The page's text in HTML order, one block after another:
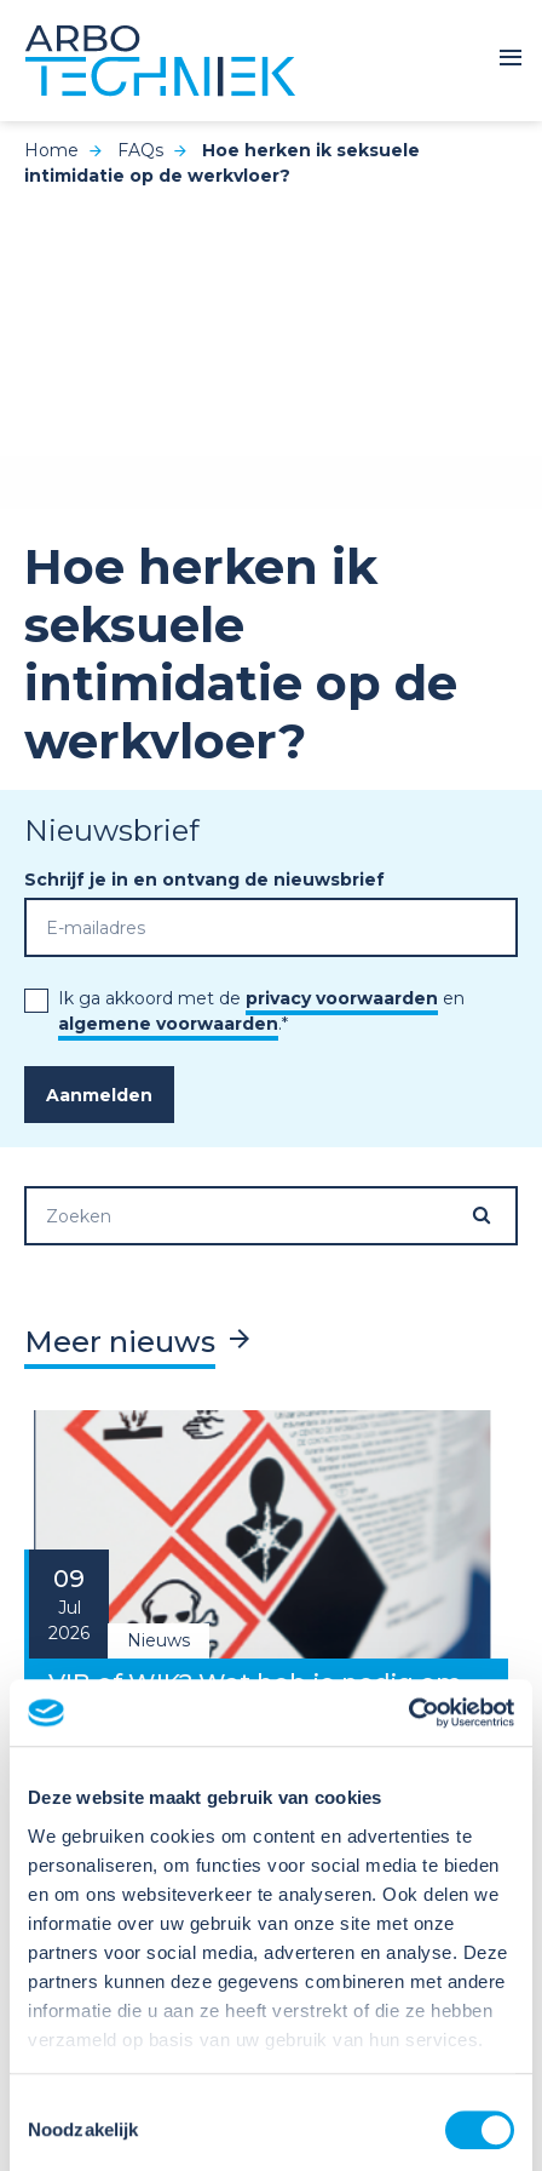
Deze website maakt gebruik van cookies
We gebruiken cookies om content en advertenties te
personaliseren, om functies voor social media te bieden
en om ons websiteverkeer te analyseren. Ook delen we
informatie over uw gebruik van onze site met onze
partners voor social media, adverteren en analyse. Deze
partners kunnen deze gegevens combineren met andere
informatie die u aan ze heeft verstrekt of die ze hebben
verzameld op basis van uw gebruik van hun services.
Noodzakelijk
Home FAQs
Hoe herken ik seksuele
intimidatie op de werkvloer?
Hoe herken ik
seksuele
intimidatie op de
werkvloer?
Nieuwsbrief
Schrijf je in en ontvang de nieuwsbrief
Ik ga akkoord met de privacy voorwaarden en
algemene voorwaarden.*
Meer nieuws
09
Jul
2026
Nieuws
VIB of WIK? Wat heb je nodig om
veilig te werken met gevaarlijke
stoffen?
Veel organisaties hebben
Veiligheidsinformatiebladen (VIB's) of mini-VIB's
beschikbaar voor de gevaarlijke stoffen waarmee zij
werken. Dat is een belangrijke eerste stap, maar
daarmee voldoe je nog niet aan de verplichtingen
u...
Lees verder